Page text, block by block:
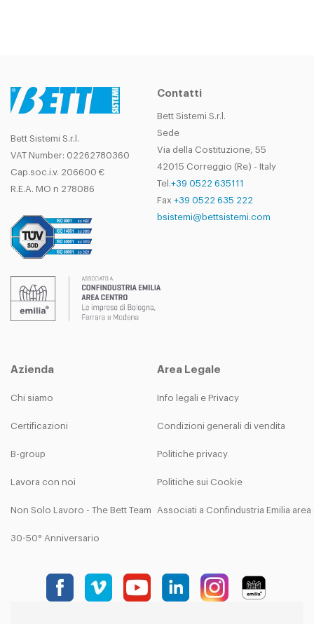
Bett Sistemi S.r.l.
VAT Number: 02262780360
Cap.soc.i.v. 206600 €
R.E.A. MO n 278086
Contatti
Bett Sistemi S.r.l.
Sede
Via della Costituzione, 55
42015 Correggio (Re) - Italy
Tel.+39 0522 635111
Fax +39 0522 635 222
bsistemi@bettsistemi.com
Azienda
Chi siamo
Certificazioni
B-group
Lavora con noi
Non Solo Lavoro - The Bett Team
30-50° Anniversario
Area Legale
Info legali e Privacy
Condizioni generali di vendita
Politiche privacy
Politiche sui Cookie
Associati a Confindustria Emilia